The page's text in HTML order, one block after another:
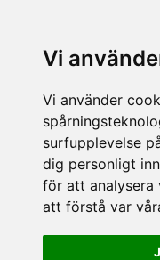
Vi
Vi använder
surfupplevelse
dig personligt
för att
att förstå var